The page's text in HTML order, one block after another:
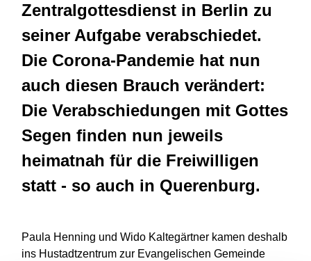
Zentralgottesdienst in Berlin zu
seiner Aufgabe verabschiedet.
Die Corona-Pandemie hat nun
auch diesen Brauch verändert:
Die Verabschiedungen mit Gottes
Segen finden nun jeweils
heimatnah für die Freiwilligen
statt - so auch in Querenburg.
Paula Henning und Wido Kaltegärtner kamen deshalb
ins Hustadtzentrum zur Evangelischen Gemeinde